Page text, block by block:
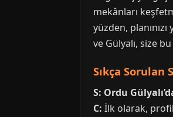
mekânları
yüzden,
ve Gülyalı, size
Sıkça Sorulan
S: Ordu
C: İlk olarak,